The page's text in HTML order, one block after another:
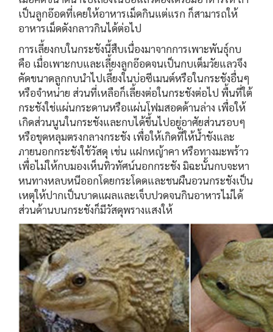
เป็นลูกอ๊อดที่เคยให้อาหารเม็ดกินแต่แรก ก็สามารถให้
อาหารเม็ดดังกลาวกินได้ต่อไป
การเลี้ยงกบในกระชังนี้สืบเนื่องมาจากการเพาะพันธุ์กบ
คือ เมื่อเพาะกบและเลี้ยงลูกอ๊อดจนเป็นกบเต็มวัยแลวจึง
คัดขนาดลูกกบนำไปเลี้ยงในบ่อซีเมนต์หรือในกระชังอื่นๆ
หรือจำหน่าย ส่วนที่เหลือก็เลี้ยงต่อในกระชังต่อไป พื้นที่ใต้
กระชังใช่แผ่นกระดานหรือแผ่นโฟมสอดด้านล่าง เพื่อให้
เกิดส่วนนูนในกระชังและกบได้ขึ้นไปอยู่อาศัยส่วนรอบๆ
หรือขุดหลุมตรงกลางกระชัง เพื่อให้เกิดที่ให้น้ำขังและ
ภายนอกกระชังใช้วัสดุ เช่น แฝกหญ้าคา หรือทางมะพร้าว
เพื่อไม่ให้กบมองเห็นทิวทัศน์นอกกระชัง มิฉะนั้นกบจะหา
หนทางหลบหนีออกโดยกระโดดและชนผืนอวนกระชังเป็น
เหตุให้ปากเป็นบาดแผลและเจ็บปวดจนกินอาหารไม่ได้
ส่วนด้านบนกระชังก็มีวัสดุพรางแสงให้